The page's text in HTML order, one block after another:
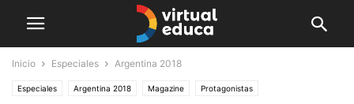
Inicio Especiales Argentina 2018
Especiales Argentina 2018 Magazine Protagonistas